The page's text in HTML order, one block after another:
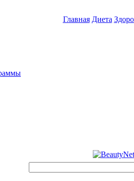
Главная Диета